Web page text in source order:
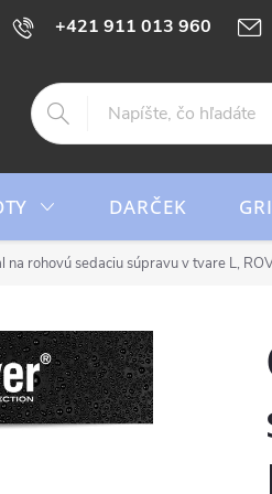
+421 911 013 960
DARČEK
na rohovú sedaciu súpravu v tvare L,